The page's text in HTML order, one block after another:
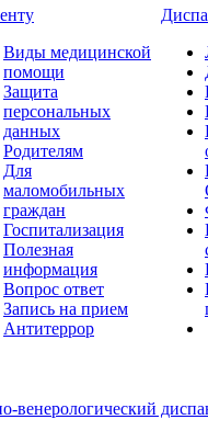
Виды медицинской
помощи
Защита
персональных
данных
Родителям
Для
маломобильных
граждан
Госпитализация
Полезная
информация
Вопрос ответ
Запись на прием
Антитеррор